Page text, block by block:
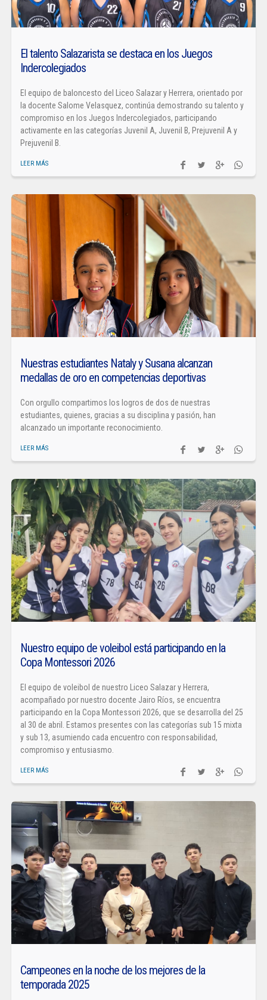
El talento Salazarista se destaca en los Juegos
Indercolegiados
El equipo de baloncesto del Liceo Salazar y Herrera, orientado por
la docente Salome Velasquez, continúa demostrando su talento y
compromiso en los Juegos Indercolegiados, participando
activamente en las categorías Juvenil A, Juvenil B, Prejuvenil A y
Prejuvenil B.
LEER MÁS
Nuestras estudiantes Nataly y Susana alcanzan
medallas de oro en competencias deportivas
Con orgullo compartimos los logros de dos de nuestras
estudiantes, quienes, gracias a su disciplina y pasión, han
alcanzado un importante reconocimiento.
LEER MÁS
Nuestro equipo de voleibol está participando en la
Copa Montessori 2026
El equipo de voleibol de nuestro Liceo Salazar y Herrera,
acompañado por nuestro docente Jairo Ríos, se encuentra
participando en la Copa Montessori 2026, que se desarrolla del 25
al 30 de abril. Estamos presentes con las categorías sub 15 mixta
y sub 13, asumiendo cada encuentro con responsabilidad,
compromiso y entusiasmo.
LEER MÁS
Campeones en la noche de los mejores de la
temporada 2025